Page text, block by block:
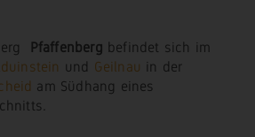
Pfaffenberg befindet sich im
und Geilnau in der
am Südhang eines